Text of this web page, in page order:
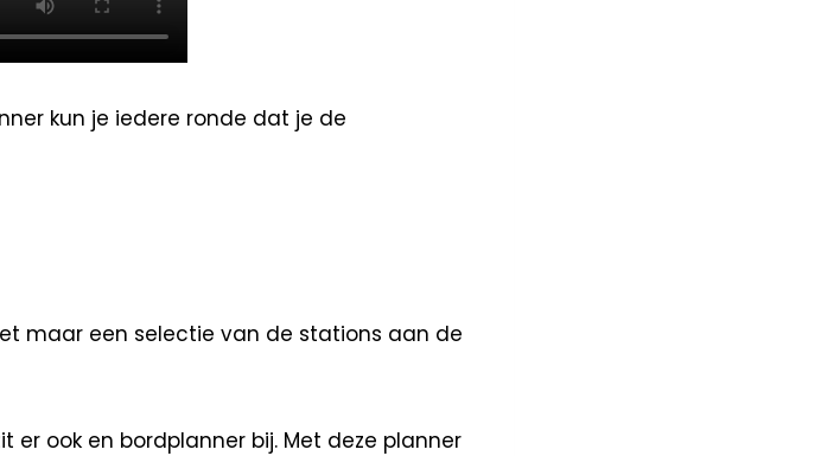
kun je iedere ronde dat je de
maar een selectie van de stations aan de
er ook en bordplanner bij. Met deze planner